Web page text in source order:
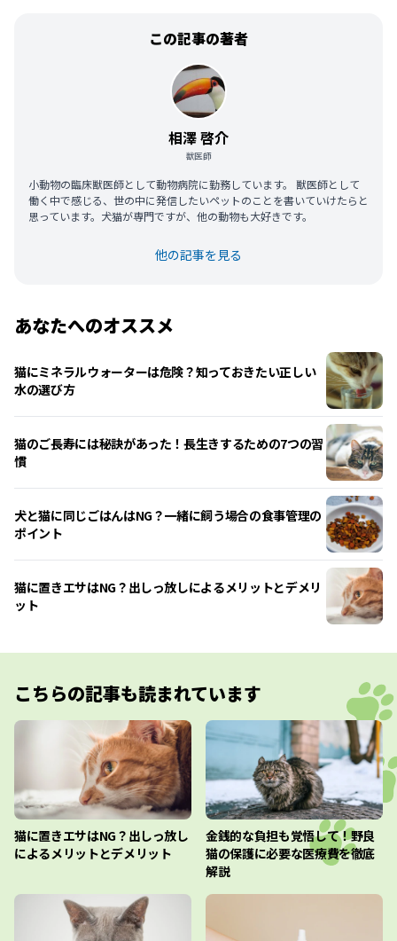
この記事の著者
相澤 啓介
獣医師
小動物の臨床獣医師として動物病院に勤務しています。 獣医師として
働く中で感じる、世の中に発信したいペットのことを書いていけたらと
思っています。犬猫が専門ですが、他の動物も大好きです。
他の記事を見る
あなたへのオススメ
猫にミネラルウォーターは危険？知っておきたい正しい
水の選び方
猫のご長寿には秘訣があった！長生きするための7つの習
慣
犬と猫に同じごはんはNG？一緒に飼う場合の食事管理の
ポイント
猫に置きエサはNG？出しっ放しによるメリットとデメリ
ット
こちらの記事も読まれています
猫に置きエサはNG？出しっ放し
によるメリットとデメリット
金銭的な負担も覚悟して！野良
猫の保護に必要な医療費を徹底
解説